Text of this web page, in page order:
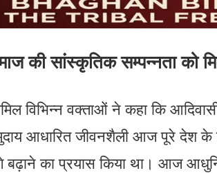
की सांस्कृतिक सम्पन्नता को
विभिन्न वक्ताओं ने कहा कि
आधारित जीवनशैली आज पूरे देश के
का प्रयास किया था। आज